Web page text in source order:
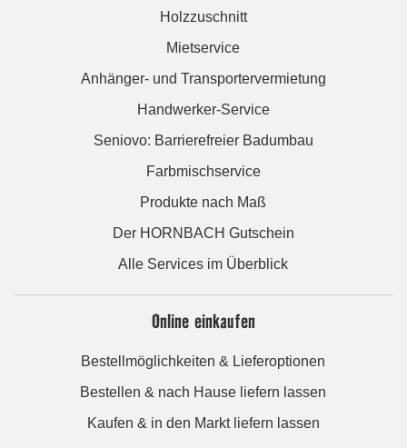
Holzzuschnitt
Mietservice
Anhänger- und Transportervermietung
Handwerker-Service
Seniovo: Barrierefreier Badumbau
Farbmischservice
Produkte nach Maß
Der HORNBACH Gutschein
Alle Services im Überblick
Online einkaufen
Bestellmöglichkeiten & Lieferoptionen
Bestellen & nach Hause liefern lassen
Kaufen & in den Markt liefern lassen